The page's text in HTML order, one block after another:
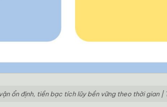
ổn định, tiền bạc tích lũy bền vững theo thời gian |